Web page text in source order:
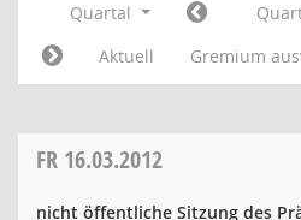
Quartal
Aktuell
Gremium
FR 16.03.2012
nicht öffentliche Sitzung des